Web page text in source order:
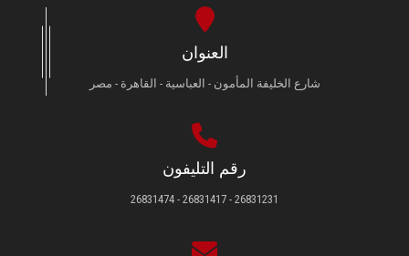
العنوان
شارع الخليفة المأمون - العباسية - القاهرة - مصر
رقم التليفون
26831231 - 26831417 - 26831474